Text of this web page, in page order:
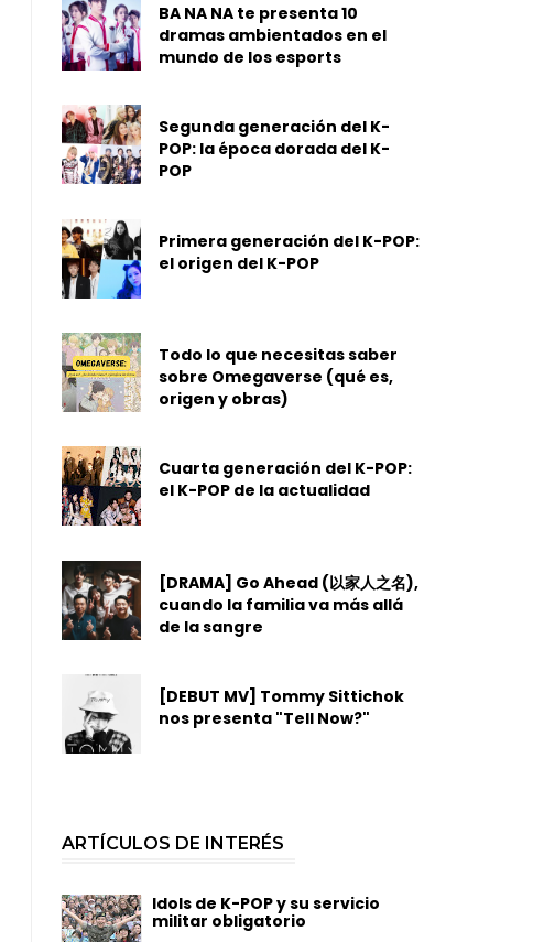
BA NA NA te presenta 10
dramas ambientados en el
mundo de los esports
Segunda generación del K-
POP: la época dorada del K-
POP
Primera generación del K-POP:
el origen del K-POP
Todo lo que necesitas saber
sobre Omegaverse (qué es,
origen y obras)
Cuarta generación del K-POP:
el K-POP de la actualidad
[DRAMA] Go Ahead (以家人之名),
cuando la familia va más allá
de la sangre
[DEBUT MV] Tommy Sittichok
nos presenta "Tell Now?"
ARTÍCULOS DE INTERÉS
Idols de K-POP y su servicio
militar obligatorio